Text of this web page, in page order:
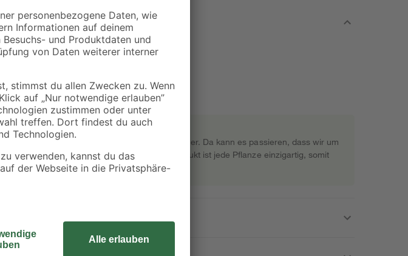
erst nach der Bestellung direkt beim Gärtner. Da kann es passieren, dass wir um
und gesunde Pflanze freuen! Als Naturprodukt ist jede Pflanze einzigartig, somit